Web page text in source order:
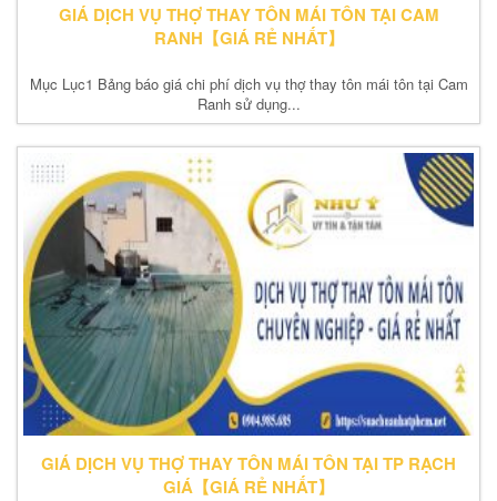
GIÁ DỊCH VỤ THỢ THAY TÔN MÁI TÔN TẠI CAM
RANH【GIÁ RẺ NHẤT】
Mục Lục1 Bảng báo giá chi phí dịch vụ thợ thay tôn mái tôn tại Cam
Ranh sử dụng...
GIÁ DỊCH VỤ THỢ THAY TÔN MÁI TÔN TẠI TP RẠCH
GIÁ【GIÁ RẺ NHẤT】